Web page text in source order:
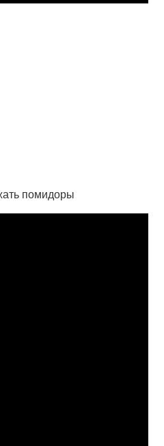
помидоры